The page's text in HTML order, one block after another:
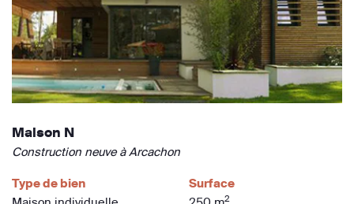
Maison N
Construction neuve à Arcachon
Type de bien
Surface
2